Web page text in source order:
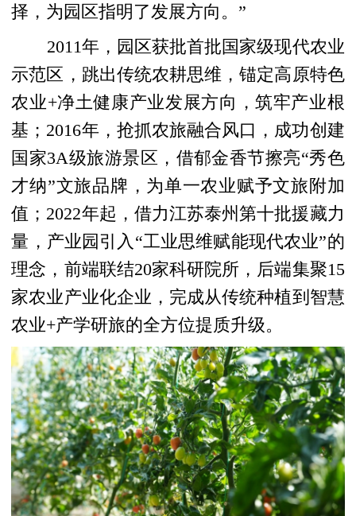
择，为园区指明了发展方向。”
2011年，园区获批首批国家级现代农业
示范区，跳出传统农耕思维，锚定高原特色
农业+净土健康产业发展方向，筑牢产业根
基；2016年，抢抓农旅融合风口，成功创建
国家3A级旅游景区，借郁金香节擦亮“秀色
才纳”文旅品牌，为单一农业赋予文旅附加
值；2022年起，借力江苏泰州第十批援藏力
量，产业园引入“工业思维赋能现代农业”的
理念，前端联结20家科研院所，后端集聚15
家农业产业化企业，完成从传统种植到智慧
农业+产学研旅的全方位提质升级。